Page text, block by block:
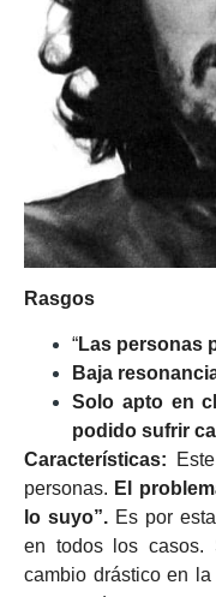
Rasgos
“Las personas
Baja
Solo apto en
podido sufrir
Características:
personas. El
lo suyo”.Es por
en todos los casos.
cambio drástico en